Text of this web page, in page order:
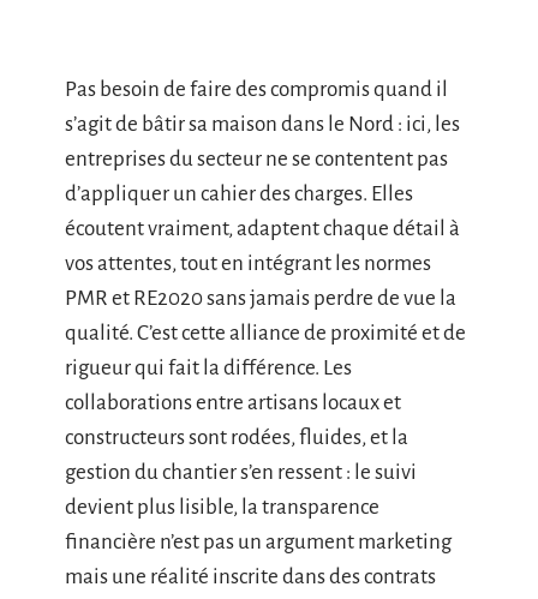
Pas besoin de faire des compromis quand il
s’agit de bâtir sa maison dans le Nord : ici, les
entreprises du secteur ne se contentent pas
d’appliquer un cahier des charges. Elles
écoutent vraiment, adaptent chaque détail à
vos attentes, tout en intégrant les normes
PMR et RE2020 sans jamais perdre de vue la
qualité. C’est cette alliance de proximité et de
rigueur qui fait la différence. Les
collaborations entre artisans locaux et
constructeurs sont rodées, fluides, et la
gestion du chantier s’en ressent : le suivi
devient plus lisible, la transparence
financière n’est pas un argument marketing
mais une réalité inscrite dans des contrats